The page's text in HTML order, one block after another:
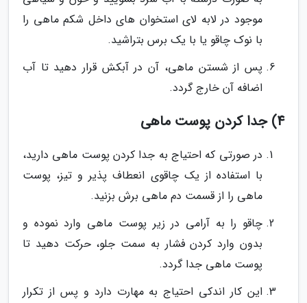
موجود در لابه لای استخوان های داخل شکم ماهی را
با نوک چاقو یا با یک برس بتراشید.
پس از شستن ماهی، آن در آبکش قرار دهید تا آب
اضافه آن خارج گردد.
4) جدا کردن پوست ماهی
در صورتی که احتیاج به جدا کردن پوست ماهی دارید،
با استفاده از یک چاقوی انعطاف پذیر و تیز، پوست
ماهی را از قسمت دم ماهی برش بزنید.
چاقو را به آرامی در زیر پوست ماهی وارد نموده و
بدون وارد کردن فشار به سمت جلو، حرکت دهید تا
پوست ماهی جدا گردد.
این کار اندکی احتیاج به مهارت دارد و پس از تکرار